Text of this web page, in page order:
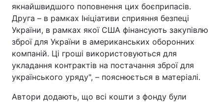
якнайшвидшого поповнення цих боєприпасів.
Друга – в рамках Ініціативи сприяння безпеці
України, в рамках якої США фінансують закупівлю
зброї для України в американських оборонних
компаній. Ці гроші використовуються для
укладання контрактів на постачання зброї для
українського уряду", – пояснюється в матеріалі.
Автори додають, що всі кошти з фонду були